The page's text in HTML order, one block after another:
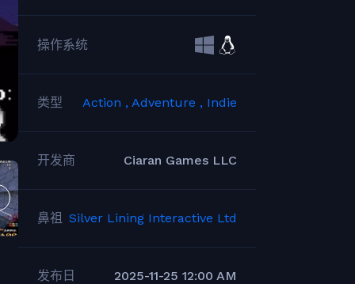
操作系统
类型 Action , Adventure , Indie
开发商 Ciaran Games LLC
鼻祖 Silver Lining Interactive Ltd
发布日 2025-11-25 12:00 AM